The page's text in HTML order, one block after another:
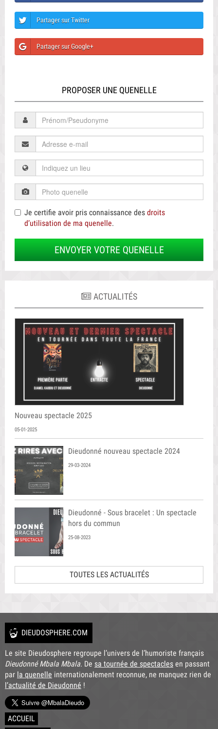
Partager sur Twitter
Partager sur Google+
PROPOSER UNE QUENELLE
Je certifie avoir pris connaissance des droits
d’utilisation de ma quenelle.
ENVOYER VOTRE QUENELLE
ACTUALITÉS
Nouveau spectacle 2025
05-01-2025
Dieudonné nouveau spectacle 2024
29-03-2024
Dieudonné - Sous bracelet : Un spectacle
hors du commun
25-08-2023
TOUTES LES ACTUALITÉS
DIEUDOSPHERE.COM
Le site Dieudosphere regroupe l’univers de l’humoriste français
Dieudonné Mbala Mbala. De sa tournée de spectacles en passant
par la quenelle internationalement reconnue, ne manquez rien de
l’actualité de Dieudonné !
ACCUEIL